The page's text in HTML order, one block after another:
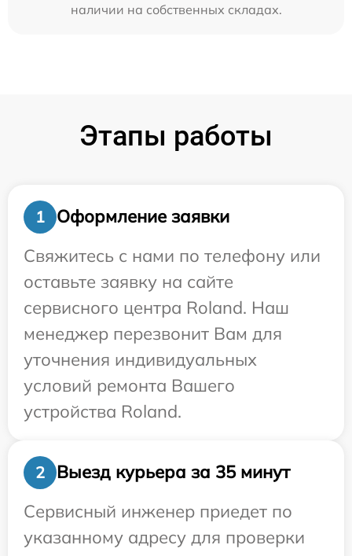
наличии на собственных складах.
Этапы работы
1
Оформление заявки
Свяжитесь с нами по телефону или
оставьте заявку на сайте
сервисного центра Roland. Наш
менеджер перезвонит Вам для
уточнения индивидуальных
условий ремонта Вашего
устройства Roland.
2
Выезд курьера за 35 минут
Сервисный инженер приедет по
указанному адресу для проверки